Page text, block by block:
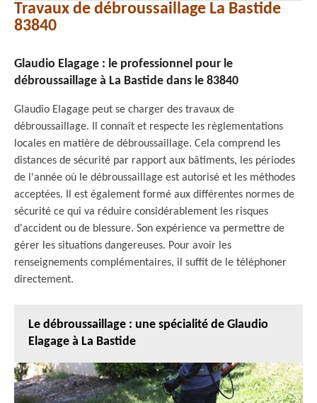
Travaux de débroussaillage La Bastide
83840
Glaudio Elagage : le professionnel pour le
débroussaillage à La Bastide dans le 83840
Glaudio Elagage peut se charger des travaux de
débroussaillage. Il connaît et respecte les règlementations
locales en matière de débroussaillage. Cela comprend les
distances de sécurité par rapport aux bâtiments, les périodes
de l'année où le débroussaillage est autorisé et les méthodes
acceptées. Il est également formé aux différentes normes de
sécurité ce qui va réduire considérablement les risques
d'accident ou de blessure. Son expérience va permettre de
gérer les situations dangereuses. Pour avoir les
renseignements complémentaires, il suffit de le téléphoner
directement.
Le débroussaillage : une spécialité de Glaudio
Elagage à La Bastide